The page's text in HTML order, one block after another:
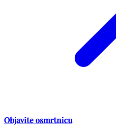
Objavite osmrtnicu